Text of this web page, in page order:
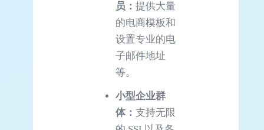
员： 提供大量
的电商模板和
设置专业的电
子邮件地址
等。
小型企业群
体： 支持无限